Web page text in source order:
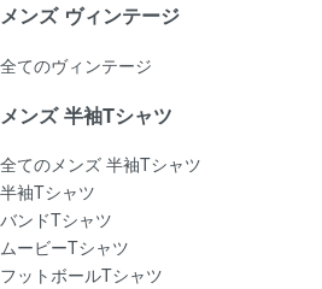
メンズ ヴィンテージ
全てのヴィンテージ
メンズ 半袖Tシャツ
全てのメンズ 半袖Tシャツ
半袖Tシャツ
バンドTシャツ
ムービーTシャツ
フットボールTシャツ